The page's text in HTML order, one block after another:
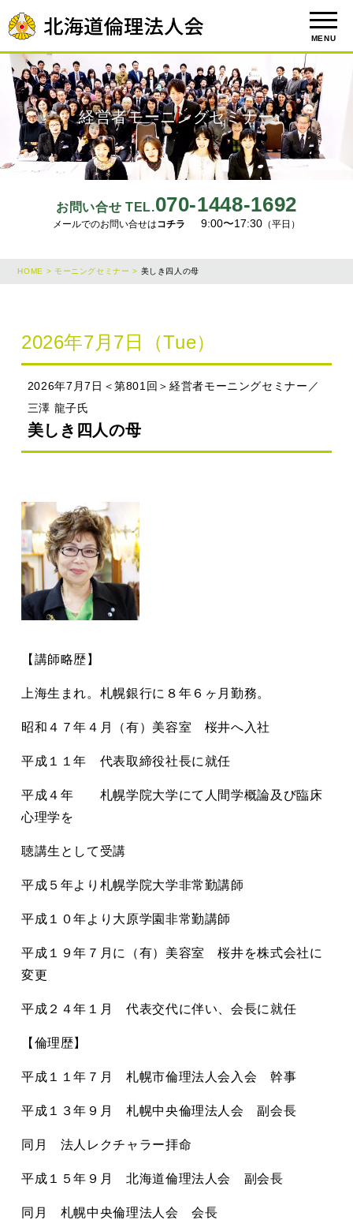
MENU
お問い合せ TEL.070-1448-1692
メールでのお問い合せはコチラ 9:00〜17:30 （平日）
経営者モーニングセミナー
HOME > モーニングセミナー > 美しき四人の母
2026年7月7日（Tue）
2026年7月7日＜第801回＞経営者モーニングセミナー／
三澤 龍子氏
美しき四人の母
【講師略歴】
上海生まれ。札幌銀行に８年６ヶ月勤務。
昭和４７年４月（有）美容室 桜井へ入社
平成１１年 代表取締役社長に就任
平成４年 札幌学院大学にて人間学概論及び臨床
心理学を
聴講生として受講
平成５年より札幌学院大学非常勤講師
平成１０年より大原学園非常勤講師
平成１９年７月に（有）美容室 桜井を株式会社に
変更
平成２４年１月 代表交代に伴い、会長に就任
【倫理歴】
平成１１年７月 札幌市倫理法人会入会 幹事
平成１３年９月 札幌中央倫理法人会 副会長
同月 法人レクチャラー拝命
平成１５年９月 北海道倫理法人会 副会長
同月 札幌中央倫理法人会 会長